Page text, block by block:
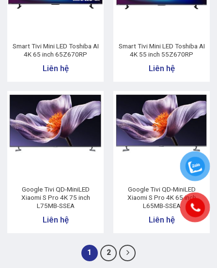
Smart Tivi Mini LED Toshiba AI
4K 65 inch 65Z670RP
Liên hệ
Smart Tivi Mini LED Toshiba AI
4K 55 inch 55Z670RP
Liên hệ
Google Tivi QD-MiniLED
Xiaomi S Pro 4K 75 inch
L75MB-SSEA
Liên hệ
Google Tivi QD-MiniLED
Xiaomi S Pro 4K 65 inch
L65MB-SSEA
Liên hệ
1 2